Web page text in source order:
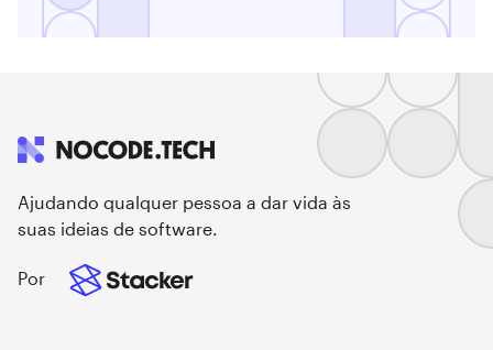
Ajudando qualquer pessoa a dar vida às
suas ideias de software.
Por